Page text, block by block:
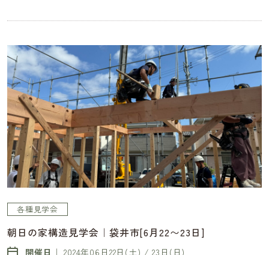
各種見学会
朝日の家構造見学会｜袋井市[6月22〜23日]
開催日｜ 2024年06日22日(土) / 23日(日)